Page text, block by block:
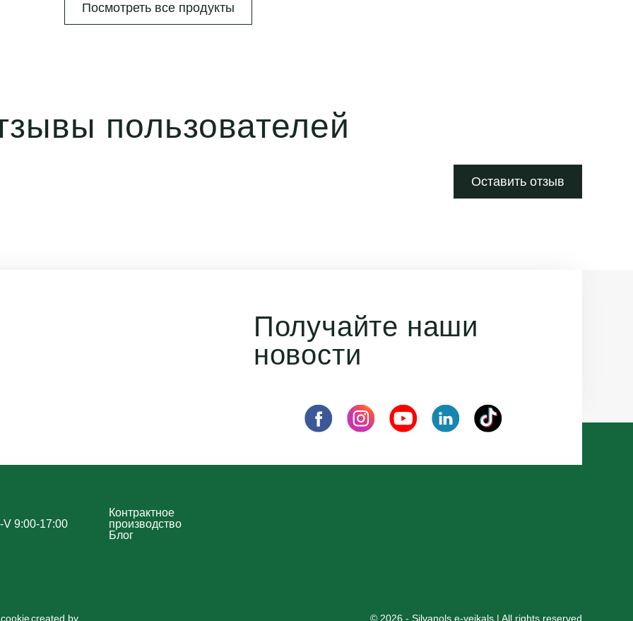
Посмотреть все продукты
пользователей
Оставить отзыв
Получайте наши
новости
9:00-17:00
Контрактное
производство
Блог
created by © 2026 - Silvanols e-veikals | All rights reserved